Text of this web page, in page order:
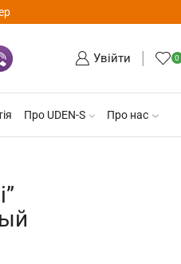
Увійти 0
Про UDEN-S Про нас